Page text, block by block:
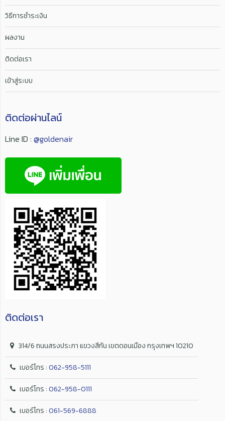
วิธีการชำระเงิน
ผลงาน
ติดต่อเรา
เข้าสู่ระบบ
ติดต่อผ่านไลน์
Line ID : @goldenair
ติดต่อเรา
314/6 ถนนสรงประภา แขวงสีกัน เขตดอนเมือง กรุงเทพฯ 10210
เบอร์โทร :062-958-5111
เบอร์โทร :062-958-0111
เบอร์โทร :061-569-6888